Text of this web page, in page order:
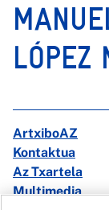
LÓPEZ
ArtxiboAZ
Kontaktua
Az Txartela
Multimedia